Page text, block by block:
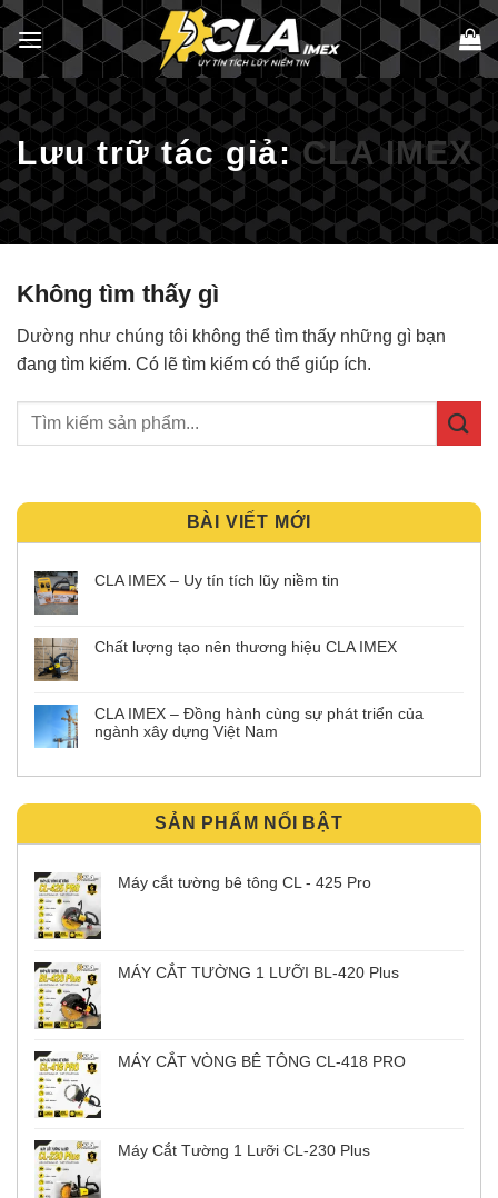
Bỏ
qua
nội
dung
Lưu trữ tác giả:CLA IMEX
Không tìm thấy gì
Dường như chúng tôi không thể tìm thấy những gì bạn
đang tìm kiếm. Có lẽ tìm kiếm có thể giúp ích.
BÀI VIẾT MỚI
CLA IMEX – Uy tín tích lũy niềm tin
Chất lượng tạo nên thương hiệu CLA IMEX
CLA IMEX – Đồng hành cùng sự phát triển của
ngành xây dựng Việt Nam
SẢN PHẨM NỔI BẬT
Máy cắt tường bê tông CL - 425 Pro
MÁY CẮT TƯỜNG 1 LƯỠI BL-420 Plus
MÁY CẮT VÒNG BÊ TÔNG CL-418 PRO
Máy Cắt Tường 1 Lưỡi CL-230 Plus